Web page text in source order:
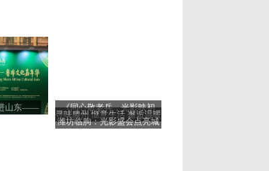
山东——
《同心敬老兵，光影映初
心》
寻味滕州 惬意生活 邂逅温暖
人心的“烟火气”
潍坊临朐：光影盛会点亮城